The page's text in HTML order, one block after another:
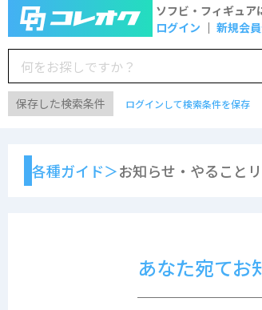
ソフビ・フィギュア
ログイン
新規会
保存した検索条件 ログインして検索条件を保存
各種ガイド＞お知らせ・やること
あなた宛てお